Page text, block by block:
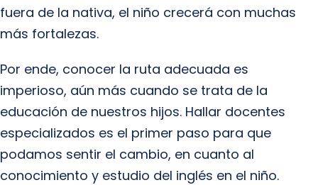
fuera de la nativa, el niño crecerá con muchas
más fortalezas.
Por ende, conocer la ruta adecuada es
imperioso, aún más cuando se trata de la
educación de nuestros hijos. Hallar docentes
especializados es el primer paso para que
podamos sentir el cambio, en cuanto al
conocimiento y estudio del inglés en el niño.